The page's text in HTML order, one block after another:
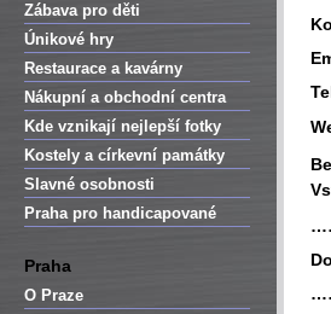
Zábava pro děti
Únikové hry
Restaurace a kavárny
Nákupní a obchodní centra
Kde vznikají nejlepší fotky
Kostely a církevní památky
Slavné osobnosti
Praha pro handicapované
Praha
O Praze